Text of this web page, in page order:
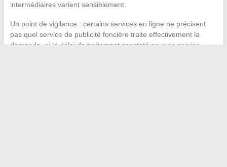
intermédiaires varient sensiblement.
Un point de vigilance : certains services en ligne ne précisent
pas quel service de publicité foncière traite effectivement la
demande, ni le délai de traitement constaté pour ce service.